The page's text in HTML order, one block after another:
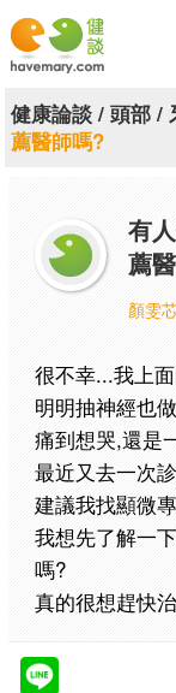
漫漫健康
關於健談
聯絡我們
健康論談/ 頭部/
薦醫師嗎?
有
薦
顏雯
很不幸...我上
明明抽神經也
痛到想哭,還是
最近又去一次
建議我找顯微
我想先了解一
嗎?
真的很想趕快